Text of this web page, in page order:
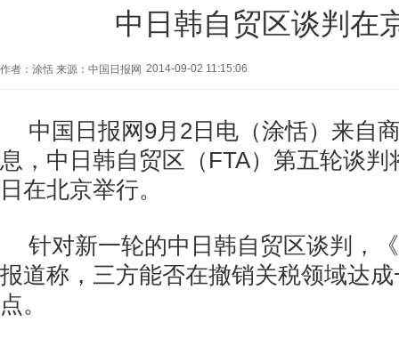
中日韩自贸区谈判在
作者：涂恬 来源：中国日报网 2014-09-02 11:15:06
中国日报网9月2日电（涂恬）来自
息，中日韩自贸区（FTA）第五轮谈判
日在北京举行。
针对新一轮的中日韩自贸区谈判，
报道称，三方能否在撤销关税领域达
点。